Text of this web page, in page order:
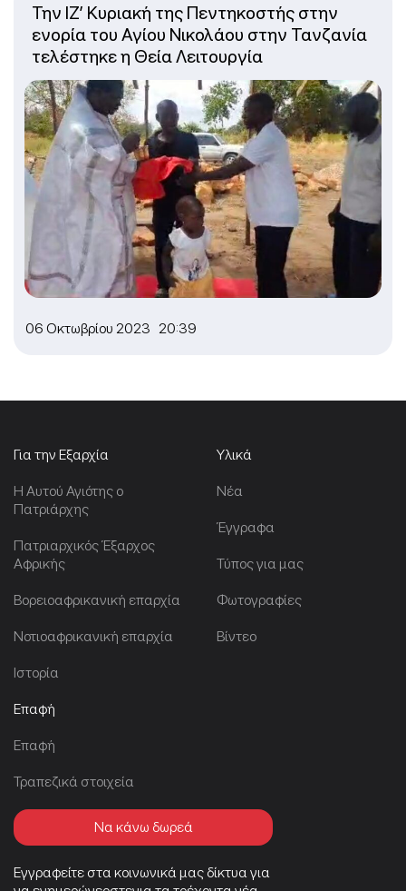
06 Οκτωβρίου 2023 20:39
Την ΙΖ’ Κυριακή της Πεντηκοστής στην
ενορία του Αγίου Νικολάου στην Τανζανία
τελέστηκε η Θεία Λειτουργία
Για την Εξαρχία
Η Αυτού Αγιότης ο
Πατριάρχης
Πατριαρχικός Έξαρχος
Αφρικής
Βορειοαφρικανική επαρχία
Νοτιοαφρικανική επαρχία
Ιστορία
Υλικά
Νέα
Έγγραφα
Τύπος για μας
Φωτογραφίες
Βίντεο
Επαφή
Επαφή
Τραπεζικά στοιχεία
Να κάνω δωρεά
Εγγραφείτε στα κοινωνικά μας δίκτυα για